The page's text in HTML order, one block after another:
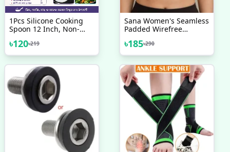
1Pcs Silicone Cooking
Spoon 12 Inch, Non-
Spatula
৳120৳219
Sana Women's Seamless
Padded Wirefree
1 PCS
৳185৳290